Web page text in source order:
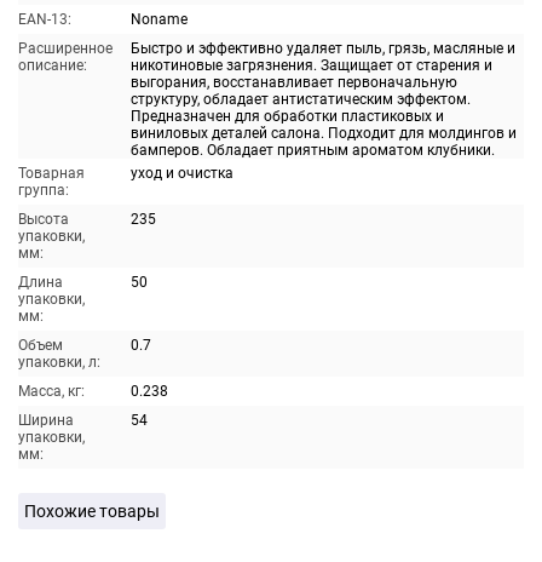
EAN-13:
Noname
Расширенное
описание:
Быстро и эффективно удаляет пыль, грязь, масляные и
никотиновые загрязнения. Защищает от старения и
выгорания, восстанавливает первоначальную
структуру, обладает антистатическим эффектом.
Предназначен для обработки пластиковых и
виниловых деталей салона. Подходит для молдингов и
бамперов. Обладает приятным ароматом клубники.
Товарная
группа:
уход и очистка
Высота
упаковки,
мм:
235
Длина
упаковки,
мм:
50
Объем
упаковки, л:
0.7
Масса, кг:
0.238
Ширина
упаковки,
мм:
54
Похожие товары